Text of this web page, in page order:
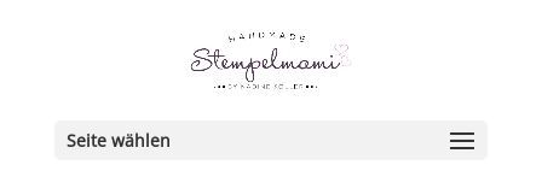
Seite wählen